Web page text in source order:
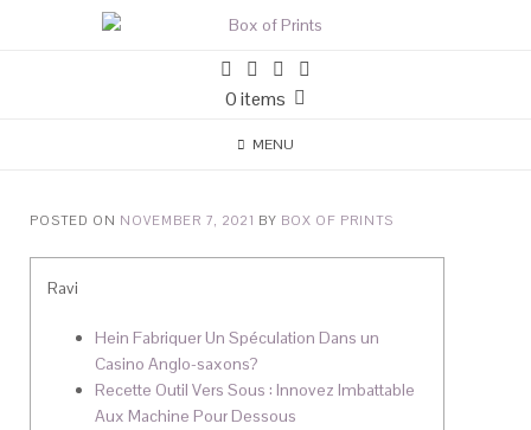
0 items
MENU
POSTED ON NOVEMBER 7, 2021 BY BOX OF PRINTS
Ravi
Hein Fabriquer Un Spéculation Dans un
Casino Anglo-saxons?
Recette Outil Vers Sous : Innovez Imbattable
Aux Machine Pour Dessous